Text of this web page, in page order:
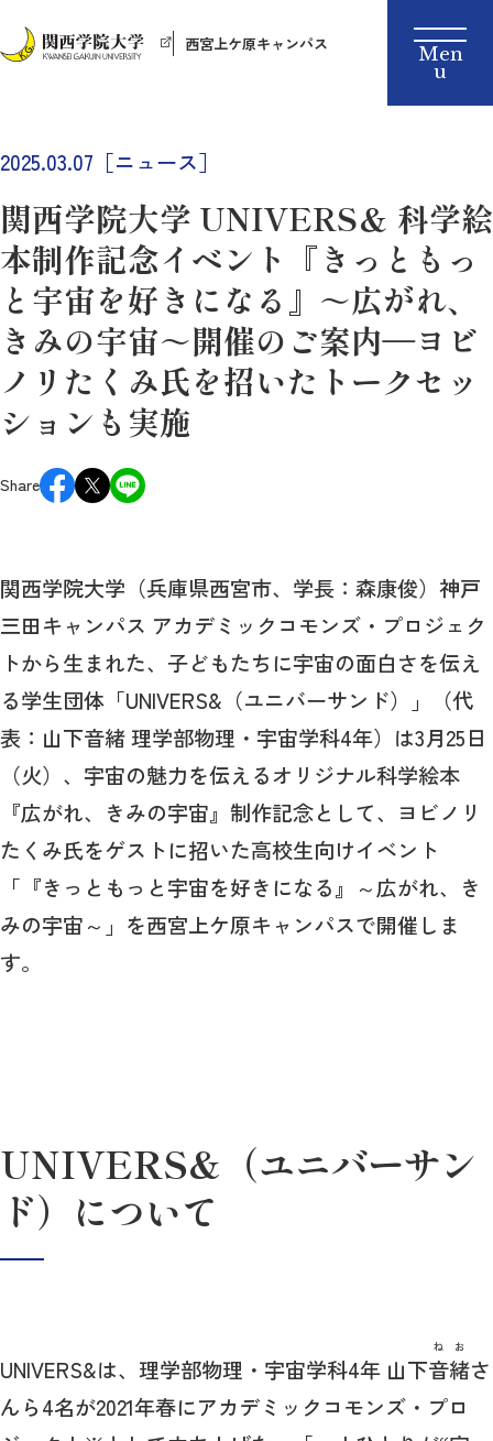
西宮上ケ原キャンパス
2025.03.07［ニュース］
関西学院大学 UNIVERS＆ 科学絵
本制作記念イベント『きっともっ
と宇宙を好きになる』～広がれ、
きみの宇宙～開催のご案内―ヨビ
ノリたくみ氏を招いたトークセッ
ションも実施
Share
関西学院大学（兵庫県西宮市、学長：森康俊）神戸
三田キャンパス アカデミックコモンズ・プロジェク
トから生まれた、子どもたちに宇宙の面白さを伝え
る学生団体「UNIVERS&（ユニバーサンド）」（代
表：山下音緒 理学部物理・宇宙学科4年）は3月25日
（火）、宇宙の魅力を伝えるオリジナル科学絵本
『広がれ、きみの宇宙』制作記念として、ヨビノリ
たくみ氏をゲストに招いた高校生向けイベント
「『きっともっと宇宙を好きになる』～広がれ、き
みの宇宙～」を西宮上ケ原キャンパスで開催しま
す。
UNIVERS&（ユニバーサン
ド）について
UNIVERS&は、理学部物理・宇宙学科4年 山下音緒
ねお
さ
んら4名が2021年春にアカデミックコモンズ・プロ